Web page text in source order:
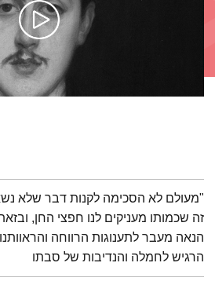
תמצית הפודקאסט
"מעולם לא הסכימה לקנות דבר שלא
זה שכמותו מעניקים לנו חפצי החן,
הנאה מעבר לתענוגות הרווחה
הרגיש לחמלה והנדיבות של סבתו